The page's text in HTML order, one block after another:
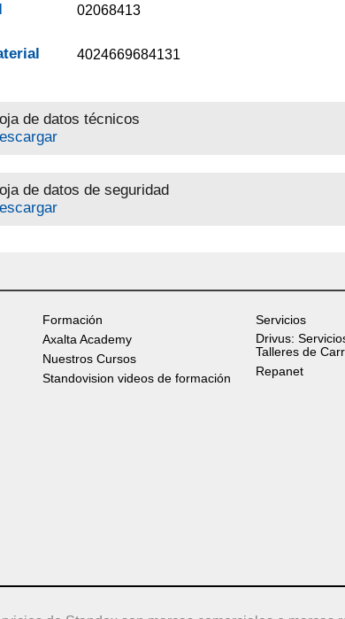
02068413
4024669684131
de datos técnicos
de datos de seguridad
Formación
Axalta Academy
Nuestros Cursos
Standovision videos de formación
Servicios
Drivus:
Talleres de
Repanet